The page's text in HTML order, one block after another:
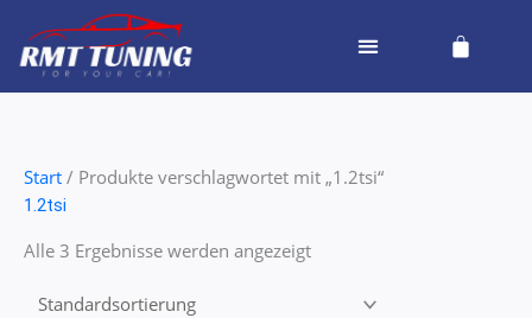
Inhalt
springen
Cart
Start / Produkte verschlagwortet mit „1.2tsi“
1.2tsi
Alle 3 Ergebnisse werden angezeigt